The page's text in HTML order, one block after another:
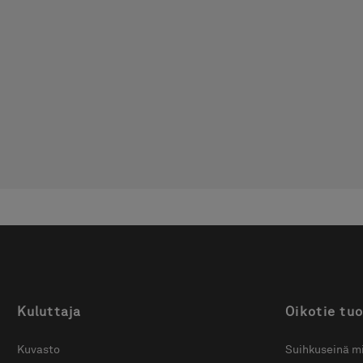
Kuluttaja
Kuvasto
Oikotie
Suihkuseinä